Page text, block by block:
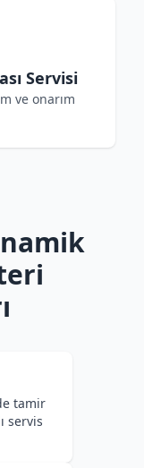
Servisi
ve onarım
tamir
servis